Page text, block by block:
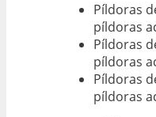
Píldoras
píldoras
Píldoras
píldoras
Píldoras
píldoras